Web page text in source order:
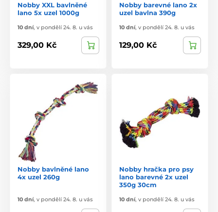
Nobby XXL bavlněné
lano 5x uzel 1000g
10 dní, v pondělí 24. 8. u vás
329,00 Kč
Nobby barevné lano 2x
uzel bavlna 390g
10 dní, v pondělí 24. 8. u vás
129,00 Kč
Nobby bavlněné lano
4x uzel 260g
10 dní, v pondělí 24. 8. u vás
Nobby hračka pro psy
lano barevné 2x uzel
350g 30cm
10 dní, v pondělí 24. 8. u vás